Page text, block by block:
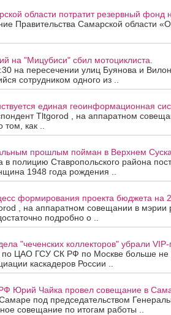
области потратит резервный фонд
Правительства Самарской области
на "Мицубиси" сбил мотоциклиста.
на пересечении улиц Буянова и
сотрудником одного из ..
единая геоинформационная
Tltgorod , на аппаратном
как ..
прошлым пойман в Верхнем
в полицию Ставропольского района
1948 года рождения ..
формирования проекта бюджета на
, на аппаратном совещании в мэрии
подробно о ..
"чеченских коллекторов" убрали VIP-
по ЦАО ГСУ СК РФ по Москве больше не
каскадеров России ..
Юрий Чайка провел совещание в
под председательством
совещание по итогам работы ..